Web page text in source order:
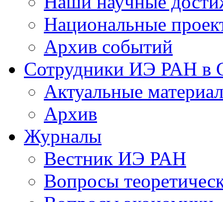
Национальные
Архив событий
Сотрудники ИЭ РАН
Актуальные
Архив
Журналы
Вестник ИЭ РАН
Вопросы